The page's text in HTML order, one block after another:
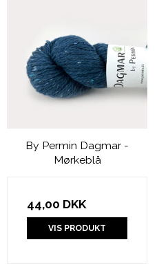
By Permin Dagmar -
Mørkeblå
44,00 DKK
VIS PRODUKT